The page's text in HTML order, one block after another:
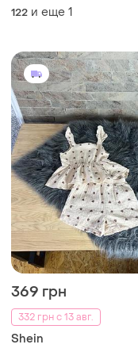
122 и еще 1
369 грн
332 грн с 13 авг.
Shein